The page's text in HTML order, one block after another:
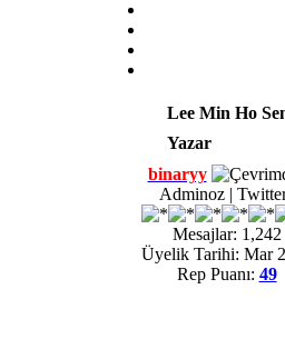
Lee Min Ho
Yazar
binaryy
Adminoz |
Mesajlar: 1,242
Üyelik Tarihi: Mar
Rep Puanı: 49